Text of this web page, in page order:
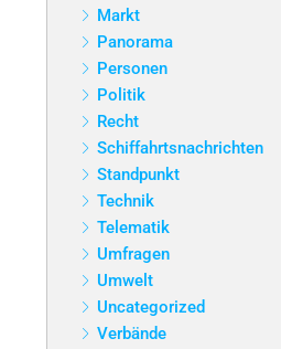
Markt
Panorama
Personen
Politik
Recht
Schiffahrtsnachrichten
Standpunkt
Technik
Telematik
Umfragen
Umwelt
Uncategorized
Verbände